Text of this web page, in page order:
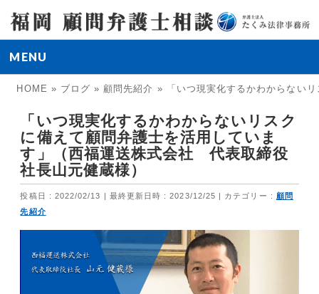
MENU
HOME » ブログ » 顧問先紹介 » 「いつ現実化するかわからない
「いつ現実化するかわからないリスク
に備えて顧問弁護士を活用していま
す」（西福運送株式会社 代表取締役
社長山元健蔵様）
投稿日 : 2022/02/13 最終更新日時 : 2023/12/25 カテゴリー : 顧問
先紹介